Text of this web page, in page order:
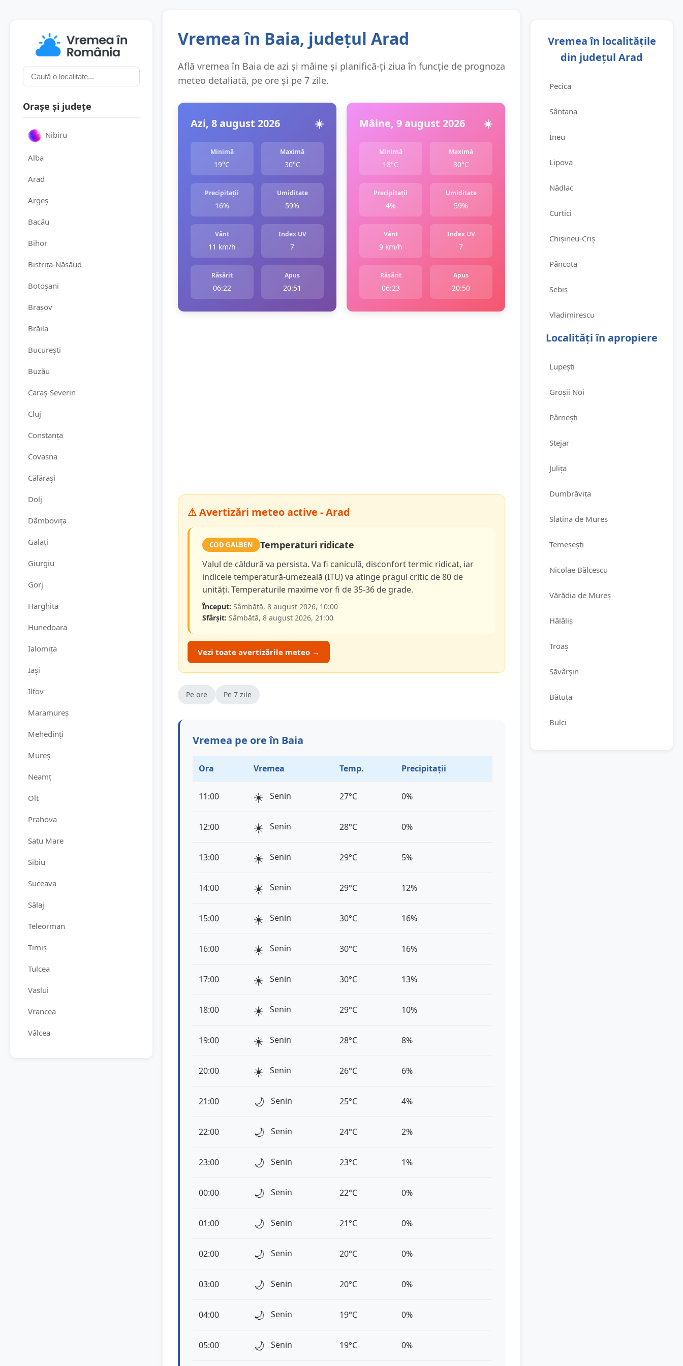
Orașe și județe
Nibiru
Alba
Arad
Argeș
Bacău
Bihor
Bistrița-Năsăud
Botoșani
Brașov
Brăila
București
Buzău
Caraș-Severin
Cluj
Constanța
Covasna
Călărași
Dolj
Dâmbovița
Galați
Giurgiu
Gorj
Harghita
Hunedoara
Ialomița
Iași
Ilfov
Maramureș
Mehedinți
Mureș
Neamț
Olt
Prahova
Satu Mare
Sibiu
Suceava
Sălaj
Teleorman
Timiș
Tulcea
Vaslui
Vrancea
Vâlcea
Vremea în Baia, județul Arad
Află vremea în Baia de azi și mâine și planifică-ți ziua în funcție de prognoza
meteo detaliată, pe ore și pe 7 zile.
Azi, 8 august 2026 ☀️
Minimă
19°C
Maximă
30°C
Precipitații
16%
Umiditate
59%
Vânt
11 km/h
Index UV
7
Răsărit
06:22
Apus
20:51
Mâine, 9 august 2026 ☀️
Minimă
18°C
Maximă
30°C
Precipitații
4%
Umiditate
59%
Vânt
9 km/h
Index UV
7
Răsărit
06:23
Apus
20:50
⚠ Avertizări meteo active - Arad
COD GALBEN Temperaturi ridicate
Valul de căldură va persista. Va fi caniculă, disconfort termic ridicat, iar
indicele temperatură-umezeală (ITU) va atinge pragul critic de 80 de
unități. Temperaturile maxime vor fi de 35-36 de grade.
Început: Sâmbătă, 8 august 2026, 10:00
Sfârșit: Sâmbătă, 8 august 2026, 21:00
Vezi toate avertizările meteo →
Pe ore Pe 7 zile
Vremea pe ore în Baia
Ora Vremea Temp. Precipitații
11:00 ☀️ Senin 27°C 0%
12:00 ☀️ Senin 28°C 0%
13:00 ☀️ Senin 29°C 5%
14:00 ☀️ Senin 29°C 12%
15:00 ☀️ Senin 30°C 16%
16:00 ☀️ Senin 30°C 16%
17:00 ☀️ Senin 30°C 13%
18:00 ☀️ Senin 29°C 10%
19:00 ☀️ Senin 28°C 8%
20:00 ☀️ Senin 26°C 6%
21:00 🌙 Senin 25°C 4%
22:00 🌙 Senin 24°C 2%
23:00 🌙 Senin 23°C 1%
00:00 🌙 Senin 22°C 0%
01:00 🌙 Senin 21°C 0%
02:00 🌙 Senin 20°C 0%
03:00 🌙 Senin 20°C 0%
04:00 🌙 Senin 19°C 0%
05:00 🌙 Senin 19°C 0%
Vremea în localitățile
din județul Arad
Pecica
Sântana
Ineu
Lipova
Nădlac
Curtici
Chișineu-Criș
Pâncota
Sebiș
Vladimirescu
Localități în apropiere
Lupești
Groșii Noi
Pârnești
Stejar
Julița
Dumbrăvița
Slatina de Mureș
Temeșești
Nicolae Bălcescu
Vărădia de Mureș
Hălăliș
Troaș
Săvârșin
Bătuța
Bulci